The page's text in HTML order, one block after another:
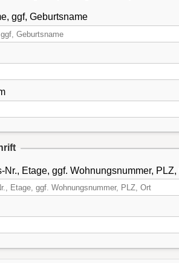
ggf, Geburtsname
Nr., Etage, ggf. Wohnungsnummer, PLZ,